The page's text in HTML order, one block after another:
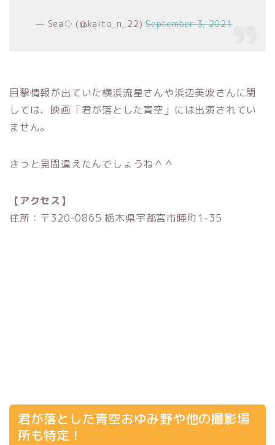
— Sea◌ (@kaito_n_22)September 3, 2021
目撃情報が出ていた横浜流星さんや浜辺美波さんに関
しては、映画「君が落とした青空」には出演されてい
ません。
きっと見間違えたんでしょうね＾＾
【アクセス】
住所：〒320-0865 栃木県宇都宮市睦町1-35
君が落とした青空おゆみ野や他の撮影場
所も特定！